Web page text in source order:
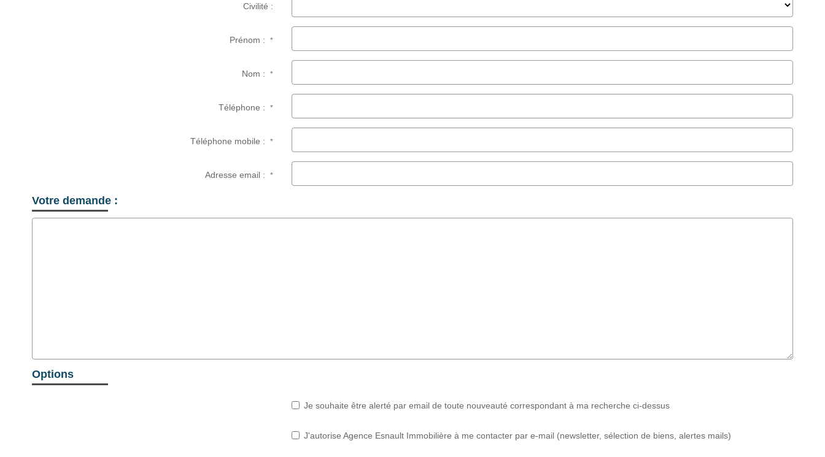
Civilité :
Prénom :*
Nom :*
Téléphone :*
Téléphone mobile :*
Adresse email :*
Votre demande :
Options
Je souhaite être alerté par email de toute nouveauté correspondant à ma recherche ci-dessus
J'autorise Agence Esnault Immobilière à me contacter par e-mail (newsletter, sélection de biens, alertes mails)